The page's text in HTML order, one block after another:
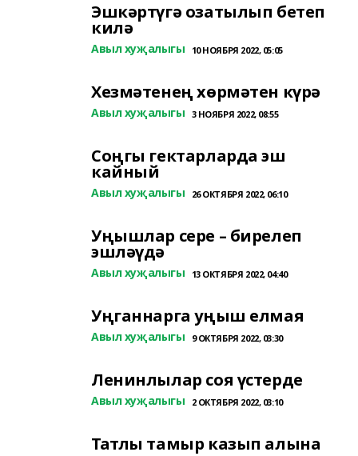
Эшкәртүгә озатылып бетеп
килә
Авыл хуҗалыгы 10 НОЯБРЯ 2022, 05:05
Хезмәтенең хөрмәтен күрә
Авыл хуҗалыгы 3 НОЯБРЯ 2022, 08:55
Соңгы гектарларда эш
кайный
Авыл хуҗалыгы 26 ОКТЯБРЯ 2022, 06:10
Уңышлар сере – бирелеп
эшләүдә
Авыл хуҗалыгы 13 ОКТЯБРЯ 2022, 04:40
Уңганнарга уңыш елмая
Авыл хуҗалыгы 9 ОКТЯБРЯ 2022, 03:30
Ленинлылар соя үстерде
Авыл хуҗалыгы 2 ОКТЯБРЯ 2022, 03:10
Татлы тамыр казып алына